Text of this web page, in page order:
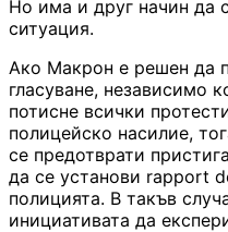
Но има и друг начин да
ситуация.
Ако Макрон е решен да
гласуване, независимо
потисне всички
полицейско насилие,
се предотврати
да се установи rapport
полицията. В такъв
инициативата да